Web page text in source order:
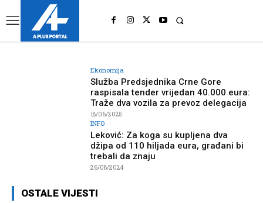
Ekonomija
Služba Predsjednika Crne Gore
raspisala tender vrijedan 40.000 eura:
Traže dva vozila za prevoz delegacija
18/06/2025
INFO
Leković: Za koga su kupljena dva
džipa od 110 hiljada eura, građani bi
trebali da znaju
26/08/2024
OSTALE VIJESTI